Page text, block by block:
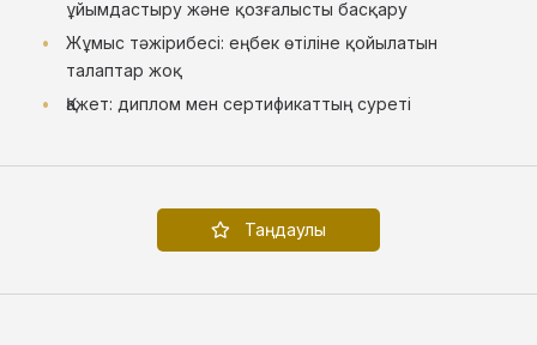
ұйымдастыру және қозғалысты басқару
Жұмыс тәжірибесі: еңбек өтіліне қойылатын
талаптар жоқ
Қажет: диплом мен сертификаттың суреті
Таңдаулы